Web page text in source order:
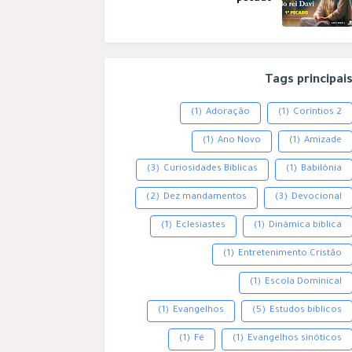
Tags principais
2 Coríntios
(1)
Adoração
(1)
Amizade
(1)
Ano Novo
(1)
Babilônia
(1)
Curiosidades Bíblicas
(3)
Devocional
(3)
Dez mandamentos
(2)
Dinâmica bíblica
(1)
Eclesiastes
(1)
Entretenimento Cristão
(1)
Escola Dominical
(1)
Estudos bíblicos
(5)
Evangelhos
(1)
Evangelhos sinóticos
(1)
Fé
(1)